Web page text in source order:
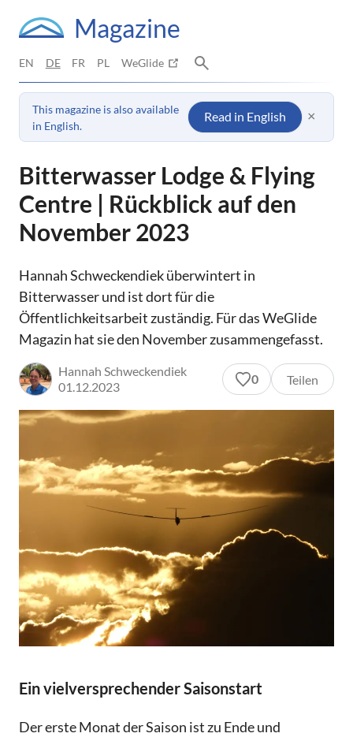
Magazine
EN DE FR PL WeGlide
This magazine is also available
in English.
Read in English ×
Bitterwasser Lodge & Flying
Centre | Rückblick auf den
November 2023
Hannah Schweckendiek überwintert in
Bitterwasser und ist dort für die
Öffentlichkeitsarbeit zuständig. Für das WeGlide
Magazin hat sie den November zusammengefasst.
Hannah Schweckendiek
01.12.2023
0 Teilen
Ein vielversprechender Saisonstart
Der erste Monat der Saison ist zu Ende und